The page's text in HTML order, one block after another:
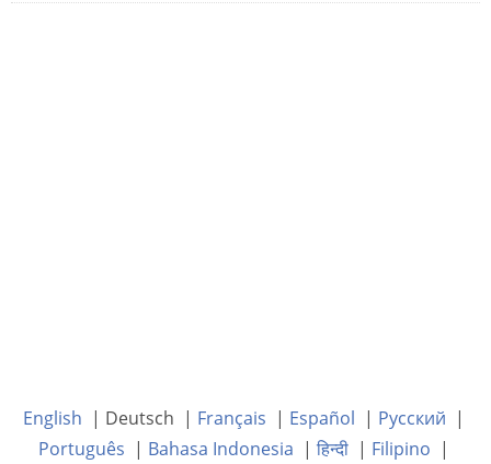
English | Deutsch | Français | Español | Русский |
Português | Bahasa Indonesia |हिन्दी| Filipino |